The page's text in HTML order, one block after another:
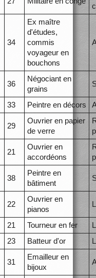
34
Ex maître
d'études,
commis
voyageur en
bouchons
36
Négociant en
grains
33 Peintre en décors
29
Ouvrier en papier
de verre
21
Ouvrier en
accordéons
38
Peintre en
bâtiment
22
Ouvrier en
pianos
21 Tourneur en fer
23 Batteur d'or
31
Emailleur en
bijoux